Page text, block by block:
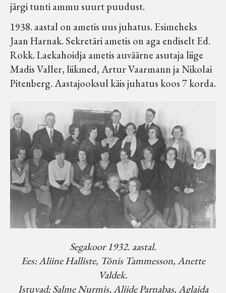
järgi tunti ammu suurt puudust.
1938. aastal on ametis uus juhatus. Esimeheks
Jaan Harnak. Sekretäri ametis on aga endiselt Ed.
Rokk. Laekahoidja ametis auväärne asutaja liige
Madis Valler, liikmed, Artur Vaarmann ja Nikolai
Pitenberg. Aastajooksul käis juhatus koos 7 korda.
Segakoor 1932. aastal.
Ees: Aliine Halliste, Tõnis Tammesson, Anette
Valdek.
Istuvad: Salme Nurmis, Aliide Parnabas, Aglaida